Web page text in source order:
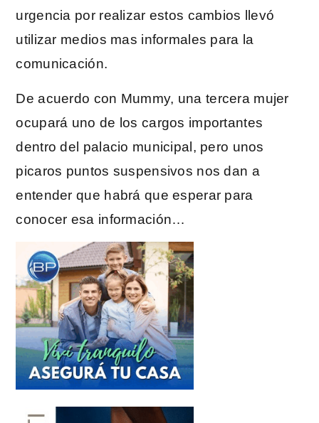
urgencia por realizar estos cambios llevó
utilizar medios mas informales para la
comunicación.
De acuerdo con Mummy, una tercera mujer
ocupará uno de los cargos importantes
dentro del palacio municipal, pero unos
picaros puntos suspensivos nos dan a
entender que habrá que esperar para
conocer esa información…